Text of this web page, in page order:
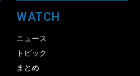
WATCH
ニュース
トピック
まとめ